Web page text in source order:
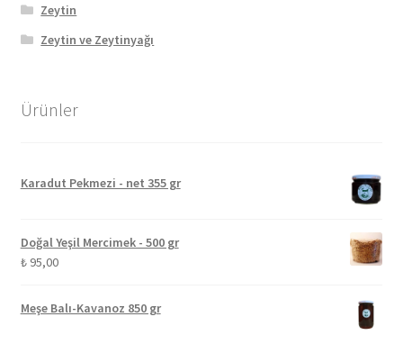
Zeytin
Zeytin ve Zeytinyağı
Ürünler
Karadut Pekmezi - net 355 gr
Doğal Yeşil Mercimek - 500 gr
₺95,00
Meşe Balı-Kavanoz 850 gr